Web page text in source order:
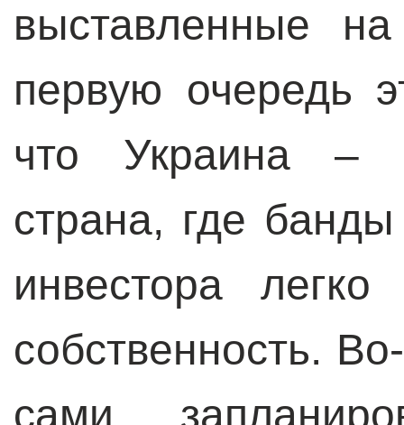
выставленные
первую очередь
что Украина –
страна, где
инвестора
собственность.
сами